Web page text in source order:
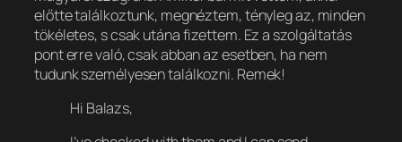
előtte találkoztunk, megnéztem, tényleg az, minden
tökéletes, s csak utána fizettem. Ez a szolgáltatás
pont erre való, csak abban az esetben, ha nem
tudunk személyesen találkozni. Remek!
Hi Balazs,